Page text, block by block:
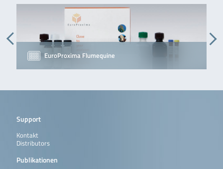
EuroProxima Flumequine
Support
Kontakt
Distributors
Publikationen